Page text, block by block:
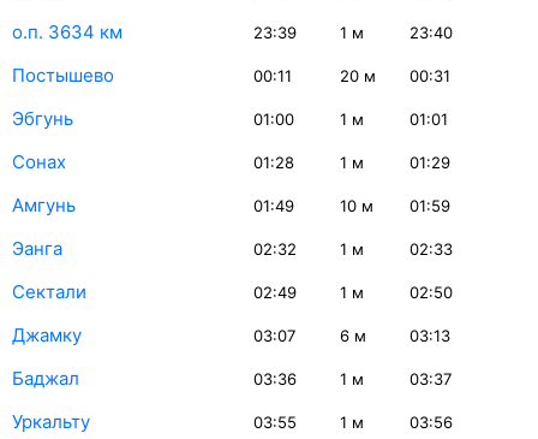
о.п. 3634 км 23:39 1 м 23:40
Постышево 00:11 20 м 00:31
Эбгунь 01:00 1 м 01:01
Сонах 01:28 1 м 01:29
Амгунь 01:49 10 м 01:59
Эанга 02:32 1 м 02:33
Сектали 02:49 1 м 02:50
Джамку 03:07 6 м 03:13
Баджал 03:36 1 м 03:37
Уркальту 03:55 1 м 03:56